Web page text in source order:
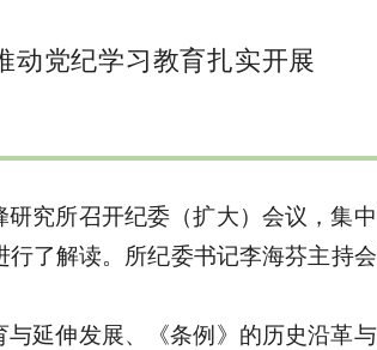
动党纪学习教育扎实开展
究所召开纪委（扩大）会议，集
了解读。所纪委书记李海芬主持
延伸发展、《条例》的历史沿革